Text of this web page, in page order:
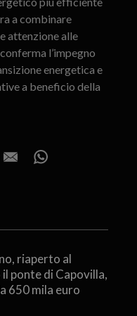
a combinare
attenzione alle
l’impegno
energetica e
a beneficio della
riaperto al
ponte di Capovilla,
650 mila euro